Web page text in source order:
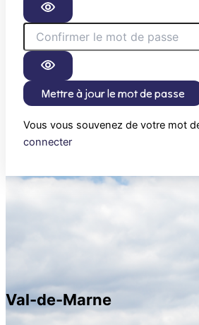
Mettre à jour le mot de passe
Vous vous souvenez de votre mot
connecter
Val-de-Marne